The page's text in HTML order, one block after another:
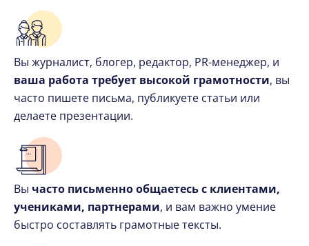
Вы журналист, блогер, редактор, PR-менеджер, и
ваша работа требует высокой грамотности, вы
часто пишете письма, публикуете статьи или
делаете презентации.
Вы часто письменно общаетесь с клиентами,
учениками, партнерами, и вам важно умение
быстро составлять грамотные тексты.